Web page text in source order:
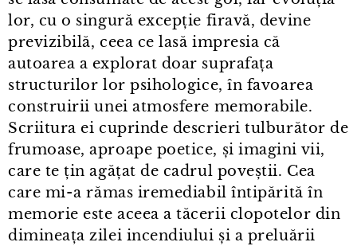
lor, cu o singură excepție firavă, devine
previzibilă, ceea ce lasă impresia că
autoarea a explorat doar suprafața
structurilor lor psihologice, în favoarea
construirii unei atmosfere memorabile.
Scriitura ei cuprinde descrieri tulburător de
frumoase, aproape poetice, și imagini vii,
care te țin agățat de cadrul poveștii. Cea
care mi⁠-⁠a rămas iremediabil întipărită în
memorie este aceea a tăcerii clopotelor din
dimineața zilei incendiului și a preluării